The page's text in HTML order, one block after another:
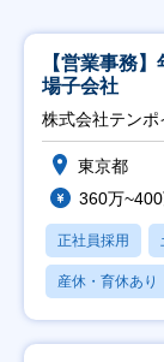
【営業事務
場子会社
株式会社テン
東京都
360万
正社員採用
産休・育休あり